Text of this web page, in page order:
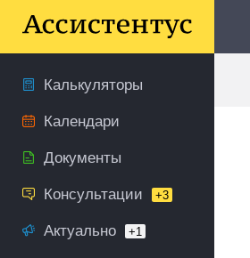
Калькуляторы
Календари
Документы
Консультации +3
Актуально +1